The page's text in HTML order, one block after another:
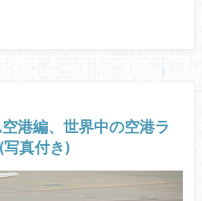
港編、世界中の空港ラ
真付き)